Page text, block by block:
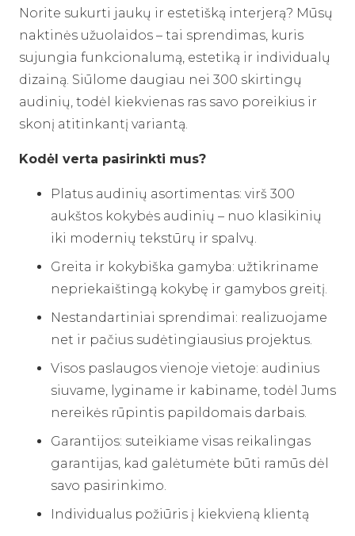
Norite sukurti jaukų ir estetišką interjerą? Mūsų
naktinės užuolaidos – tai sprendimas, kuris
sujungia funkcionalumą, estetiką ir individualų
dizainą. Siūlome daugiau nei 300 skirtingų
audinių, todėl kiekvienas ras savo poreikius ir
skonį atitinkantį variantą.
Kodėl verta pasirinkti mus?
Platus audinių asortimentas: virš 300
aukštos kokybės audinių – nuo klasikinių
iki modernių tekstūrų ir spalvų.
Greita ir kokybiška gamyba: užtikriname
nepriekaištingą kokybę ir gamybos greitį.
Nestandartiniai sprendimai: realizuojame
net ir pačius sudėtingiausius projektus.
Visos paslaugos vienoje vietoje: audinius
siuvame, lyginame ir kabiname, todėl Jums
nereikės rūpintis papildomais darbais.
Garantijos: suteikiame visas reikalingas
garantijas, kad galėtumėte būti ramūs dėl
savo pasirinkimo.
Individualus požiūris į kiekvieną klientą